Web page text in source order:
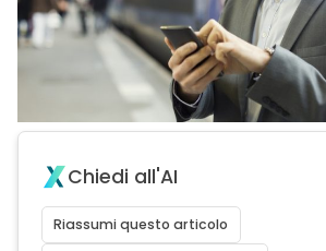
Chiedi all'AI
Riassumi questo articolo